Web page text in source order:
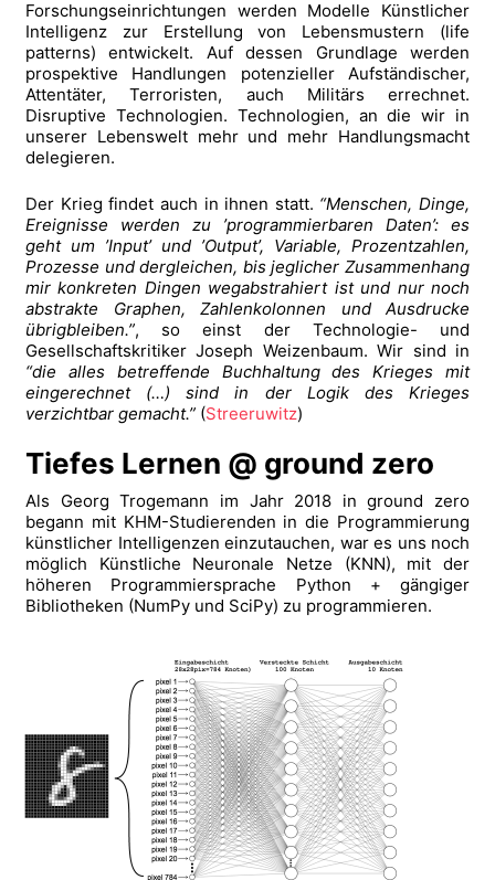
Forschungseinrichtungen werden Modelle Künstlicher
Intelligenz zur Erstellung von Lebensmustern (life
patterns) entwickelt. Auf dessen Grundlage werden
prospektive Handlungen potenzieller Aufständischer,
Attentäter, Terroristen, auch Militärs errechnet.
Disruptive Technologien. Technologien, an die wir in
unserer Lebenswelt mehr und mehr Handlungsmacht
delegieren.
Der Krieg findet auch in ihnen statt. “Menschen, Dinge,
Ereignisse werden zu ’programmierbaren Daten’: es
geht um ’Input’ und ’Output’, Variable, Prozentzahlen,
Prozesse und dergleichen, bis jeglicher Zusammenhang
mir konkreten Dingen wegabstrahiert ist und nur noch
abstrakte Graphen, Zahlenkolonnen und Ausdrucke
übrigbleiben.”, so einst der Technologie- und
Gesellschaftskritiker Joseph Weizenbaum. Wir sind in
“die alles betreffende Buchhaltung des Krieges mit
eingerechnet (…) sind in der Logik des Krieges
verzichtbar gemacht.” (Streeruwitz)
Tiefes Lernen @ ground zero
Als Georg Trogemann im Jahr 2018 in ground zero
begann mit KHM-Studierenden in die Programmierung
künstlicher Intelligenzen einzutauchen, war es uns noch
möglich Künstliche Neuronale Netze (KNN), mit der
höheren Programmiersprache Python + gängiger
Bibliotheken (NumPy und SciPy) zu programmieren.